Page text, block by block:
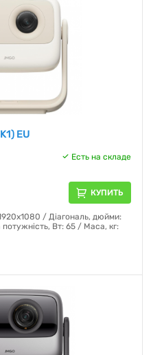
EU
Есть на складе
КУПИТЬ
/ Діагональ, дюйми:
Вт: 65 / Маса, кг: